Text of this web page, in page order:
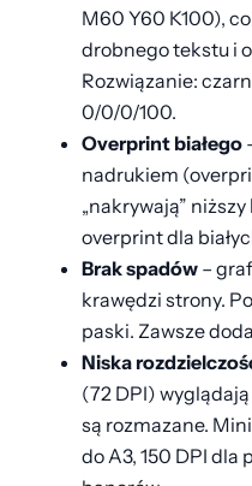
M60 Y60 K100),
drobnego tekstu i
Rozwiązanie:
0/0/0/100.
Overprint białego
nadrukiem
„nakrywają” niższy
overprint dla
Brak spadów –
krawędzi strony.
paski. Zawsze
Niska
(72 DPI)
są rozmazane.
do A3, 150 DPI dla